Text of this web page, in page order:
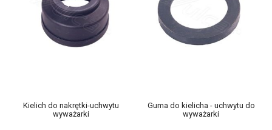
Kielich do nakrętki-uchwytu
wyważarki
Guma do kielicha - uchwytu do
wyważarki